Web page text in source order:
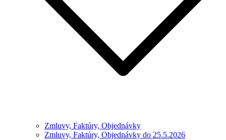
Zmluvy, Faktúry, Objednávky
Zmluvy, Faktúry, Objednávky do 25.5.2026